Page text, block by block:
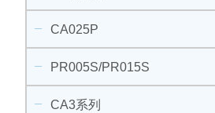
CA025P
PR005S/PR015S
CA3系列